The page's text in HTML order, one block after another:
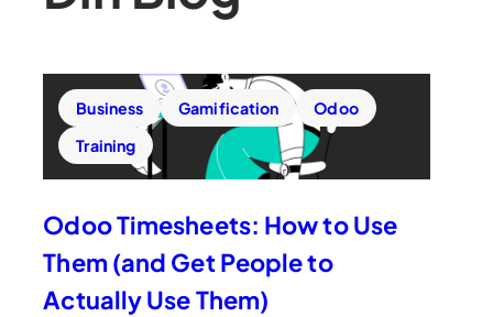
Business Gamification
Odoo
Training
Odoo Timesheets: How to Use
Them (and Get People to
Actually Use Them)